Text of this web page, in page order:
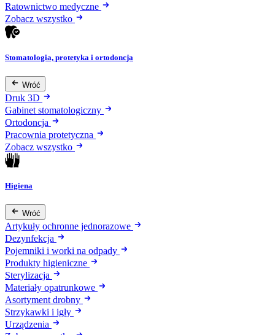
Ratownictwo medyczne
Zobacz wszystko
Stomatologia, protetyka i ortodoncja
Wróć
Druk 3D
Gabinet stomatologiczny
Ortodoncja
Pracownia protetyczna
Zobacz wszystko
Higiena
Wróć
Artykuły ochronne jednorazowe
Dezynfekcja
Pojemniki i worki na odpady
Produkty higieniczne
Sterylizacja
Materiały opatrunkowe
Asortyment drobny
Strzykawki i igły
Urządzenia